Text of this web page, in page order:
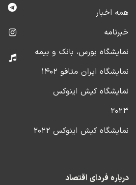
همه اخبار
خبرنامه
نمایشگاه بورس، بانک و بیمه
نمایشگاه ایران متافو ۱۴۰۲
نمایشگاه کیش اینوکس
۲۰۲۳
نمایشگاه کیش اینوکس ۲۰۲۲
درباره فردای اقتصاد